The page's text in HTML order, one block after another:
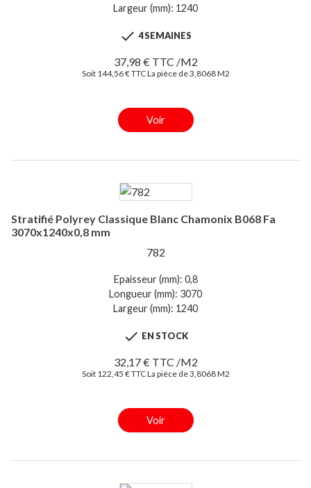
Largeur (mm): 1240
 4 SEMAINES
37,98 € TTC /M2
Soit 144,56 € TTC La pièce de 3,8068 M2
Voir
Stratifié Polyrey Classique Blanc Chamonix B068 Fa
3070x1240x0,8 mm
782
Epaisseur (mm): 0,8
Longueur (mm): 3070
Largeur (mm): 1240
 EN STOCK
32,17 € TTC /M2
Soit 122,45 € TTC La pièce de 3,8068 M2
Voir